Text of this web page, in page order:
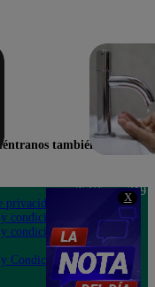
X
también en
privacidad
condiciones
condiciones
Condiciones
Teléfono: 219
Av. San
Felipe 968
Jesús María